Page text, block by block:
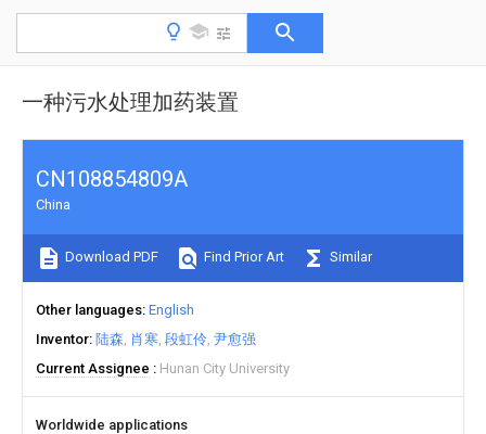
一种污水处理加药装置
CN108854809A
China
Download PDF Find Prior Art Similar
Other languages English
Inventor 陆森 肖寒 段虹伶 尹愈强
Current Assignee
Hunan City University
Worldwide applications